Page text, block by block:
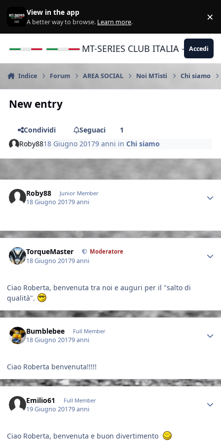
View in the app
A better way to browse. Learn more. ×
MT-SERIES CLUB ITALIA -Accedi
Indice Forum AREA SOCIAL Noi MTisti Chi siamo
New entry
Condividi Seguaci
1
Roby8818 Giugno 20179 anni inChi siamo
Roby88 Junior Member
18 Giugno 20179 anni
TorqueMaster Moderatore
18 Giugno 20179 anni
Ciao Roberta, benvenuta tra noi e auguri per il "salto di
qualità".
Bumblebee Full Member
18 Giugno 20179 anni
Ciao Roberta benvenuta!!!!!
Emilio61 Full Member
19 Giugno 20179 anni
Ciao Roberta, benvenuta e buon divertimento